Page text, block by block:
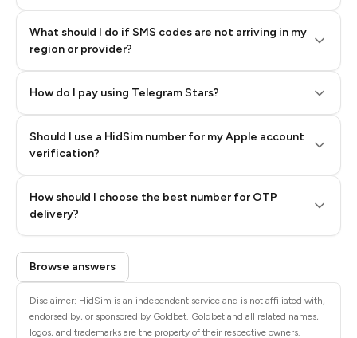
What should I do if SMS codes are not arriving in my
region or provider?
How do I pay using Telegram Stars?
Step 3: Pay our bot with Stars
Should I use a HidSim number for my Apple account
verification?
How should I choose the best number for OTP
delivery?
Quality High To Low
Price High To
Low
Browse answers
Disclaimer: HidSim is an independent service and is not affiliated with,
endorsed by, or sponsored by Goldbet. Goldbet and all related names,
logos, and trademarks are the property of their respective owners.